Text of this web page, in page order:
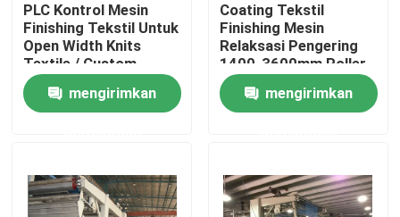
Rumah
PLC Kontrol Mesin
Finishing Tekstil Untuk
Open Width Knits
Textile / Custom
Tailor
mengirimkan
Coating Tekstil
Finishing Mesin
Relaksasi Pengering
1400-3600mm Roller
Lebar
mengirimkan